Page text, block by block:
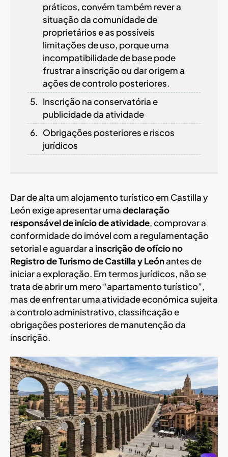
práticos, convém também rever a
situação da comunidade de
proprietários e as possíveis
limitações de uso, porque uma
incompatibilidade de base pode
frustrar a inscrição ou dar origem a
ações de controlo posteriores.
Inscrição na conservatória e
publicidade da atividade
Obrigações posteriores e riscos
jurídicos
Dar de alta um alojamento turístico em Castilla y
León exige apresentar umadeclaração
responsável de início de atividade, comprovar a
conformidade do imóvel com a regulamentação
setorial e aguardar a inscrição de ofício no
Registro de Turismo de Castilla y Leónantes de
iniciar a exploração. Em termos jurídicos, não se
trata de abrir um mero “apartamento turístico”,
mas de enfrentar uma atividade económica sujeita
a controlo administrativo, classificação e
obrigações posteriores de manutenção da
inscrição.